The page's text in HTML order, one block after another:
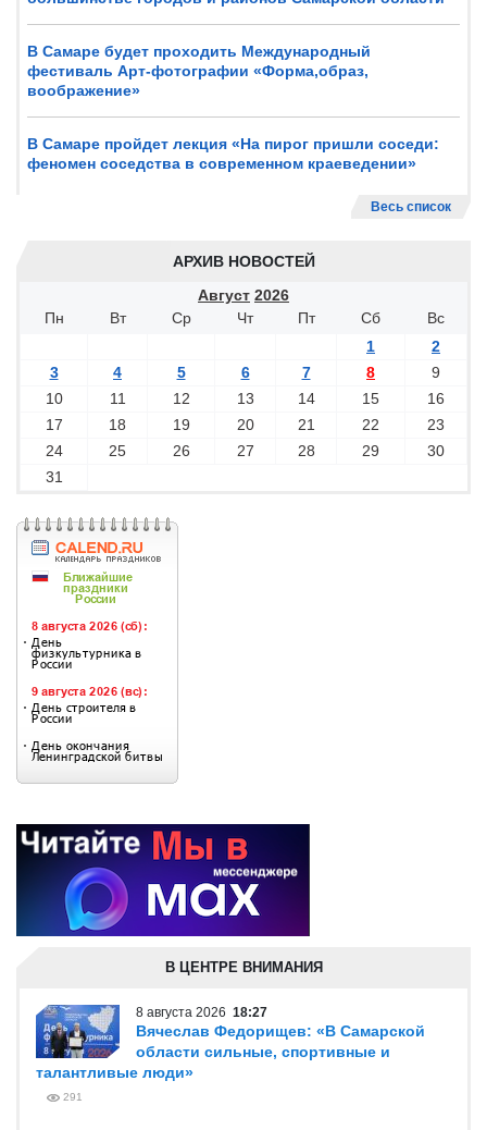
В Самаре будет проходить Международный
фестиваль Арт-фотографии «Форма,образ,
воображение»
В Самаре пройдет лекция «На пирог пришли соседи:
феномен соседства в современном краеведении»
Весь список
АРХИВ НОВОСТЕЙ
Август 2026
Пн
Вт Ср Чт Пт Сб
Вс
1
2
3
4 5 6 7 8
9
10
11 12 13 14 15
16
17
18 19 20 21 22
23
24
25 26 27 28 29
30
31
В ЦЕНТРЕ ВНИМАНИЯ
8 августа 2026 18:27
Вячеслав Федорищев: «В Самарской
области сильные, спортивные и
талантливые люди»
291